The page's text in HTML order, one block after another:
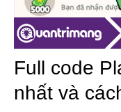
Full code
nhất và